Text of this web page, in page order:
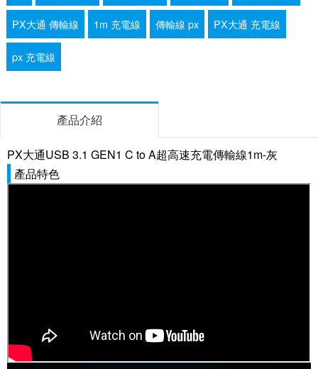
PX大通 傳輸線 1m 充電線 傳輸線 px PX大通 充電線
px 充電線
產品介紹
PX大通USB 3.1 GEN1 C to A超高速充電傳輸線1m-灰
產品特色